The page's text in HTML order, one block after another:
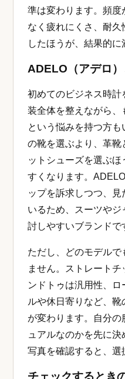
準は変わります。頻
なく疲れにくさ、耐
したほうが、結果的に
ADELO（アデロ
初めてのビジネス時計
装全体を整えながら
という悩みを持つ方
の靴を選ぶより、革靴
ットシューズを選ぶ
すくなります。
ップを訴求しつつ、
いるため、スーツや
討しやすいブランドで
ただし、どのモデルで
ません。ストレート
ンドトゥは汎用性、
ルや休日寄りなど、
が変わります。自分
ュアルなのかを先に
写真を確認すると、選
チェックするとき